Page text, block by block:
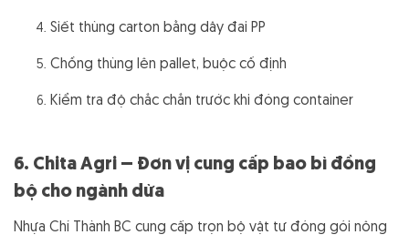
Siết thùng carton bằng dây đai PP
Chồng thùng lên pallet, buộc cố định
Kiểm tra độ chắc chắn trước khi đóng container
6. Chita Agri – Đơn vị cung cấp bao bì đồng
bộ cho ngành dừa
Nhựa Chí Thành BC cung cấp trọn bộ vật tư đóng gói nông